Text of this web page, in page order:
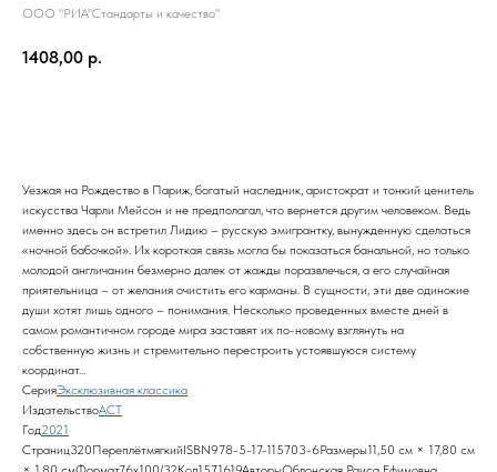
ООО "РИА"Стандарты и качество"
1408,00 р.
Уезжая на Рождество в Париж, богатый наследник, аристократ и тонкий ценитель
искусства Чарли Мейсон и не предполагал, что вернется другим человеком. Ведь
именно здесь он встретил Лидию – русскую эмигрантку, вынужденную сделаться
«ночной бабочкой». Их короткая связь могла бы показаться банальной, но только
молодой англичанин безмерно далек от жажды поразвлечься, а его случайная
приятельница – от желания очистить его карманы. В сущности, эти две одинокие
души хотят лишь одного – понимания. Несколько проведенных вместе дней в
самом романтичном городе мира заставят их по-новому взглянуть на
собственную жизнь и стремительно перестроить устоявшуюся систему
координат…
СерияЭксклюзивная классика
ИздательствоАСТ
Год2021
Страниц320ПереплётмягкийISBN978-5-17-115703-6Размеры11,50 см × 17,80 см